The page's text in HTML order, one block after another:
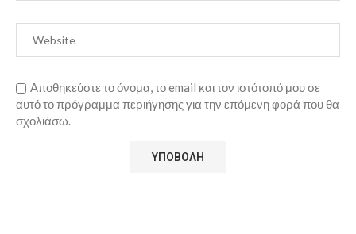
Αποθηκεύστε το όνομα, το email και τον ιστότοπό μου σε
αυτό το πρόγραμμα περιήγησης για την επόμενη φορά που θα
σχολιάσω.